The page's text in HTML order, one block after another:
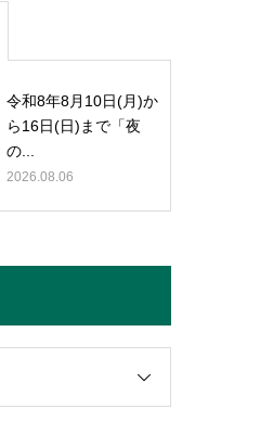
令和8年8月10日(月)か
ら16日(日)まで「夜
の...
2026.08.06